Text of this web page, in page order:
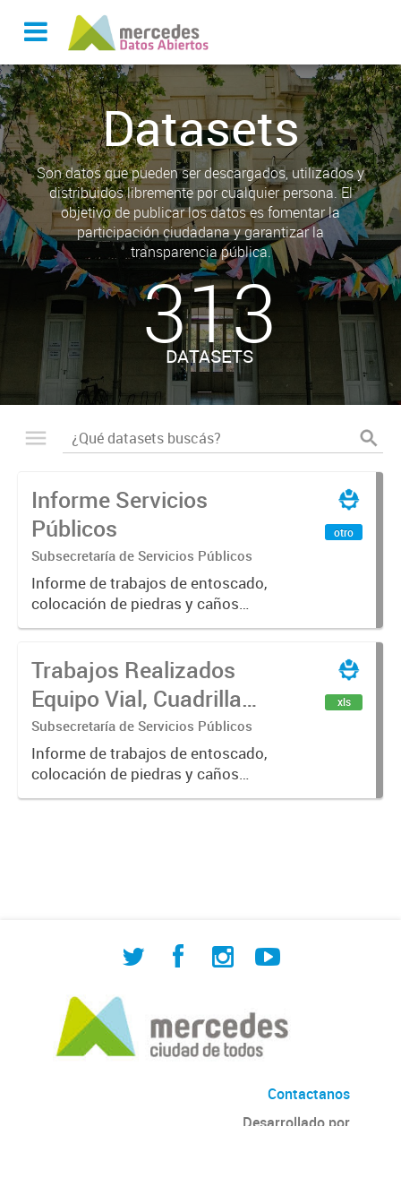
Datasets
Son datos que pueden ser descargados, utilizados y
distribuidos libremente por cualquier persona. El
objetivo de publicar los datos es fomentar la
participación ciudadana y garantizar la
transparencia pública.
313
DATASETS
Informe Servicios
Públicos
Subsecretaría de Servicios Públicos
Informe de trabajos de entoscado,
colocación de piedras y caños
(zanjeo - cruce de calles) Informe
construcción, colocación de tapa
registro, reparación...
otro
Trabajos Realizados
Equipo Vial, Cuadrilla
Bacheo, Servicio
Eléctrico - Noviembre
2021
Subsecretaría de Servicios Públicos
Informe de trabajos de entoscado,
colocación de piedras y caños
(zanjeo - cruce de calles) Informe
xls
Contactanos
Desarrollado por